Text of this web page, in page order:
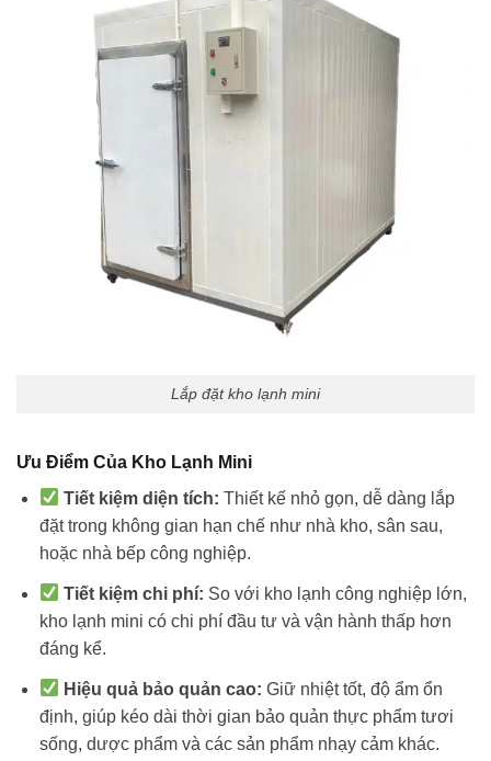
Lắp đặt kho lạnh mini
Ưu Điểm Của Kho Lạnh Mini
Tiết kiệm diện tích: Thiết kế nhỏ gọn, dễ dàng lắp
đặt trong không gian hạn chế như nhà kho, sân sau,
hoặc nhà bếp công nghiệp.
Tiết kiệm chi phí: So với kho lạnh công nghiệp lớn,
kho lạnh mini có chi phí đầu tư và vận hành thấp hơn
đáng kể.
Hiệu quả bảo quản cao: Giữ nhiệt tốt, độ ẩm ổn
định, giúp kéo dài thời gian bảo quản thực phẩm tươi
sống, dược phẩm và các sản phẩm nhạy cảm khác.